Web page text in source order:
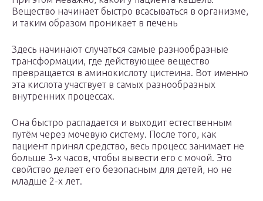
Вещество начинает быстро всасываться в организме,
и таким образом проникает в печень
Здесь начинают случаться самые разнообразные
трансформации, где действующее вещество
превращается в аминокислоту цистеина. Вот именно
эта кислота участвует в самых разнообразных
внутренних процессах.
Она быстро распадается и выходит естественным
путём через мочевую систему. После того, как
пациент принял средство, весь процесс занимает не
больше 3-х часов, чтобы вывести его с мочой. Это
свойство делает его безопасным для детей, но не
младше 2-х лет.